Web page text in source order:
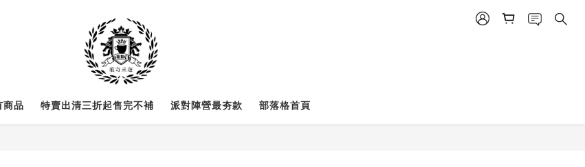
商品 特賣出清三折起售完不補 派對陣營最夯款 部落格首頁